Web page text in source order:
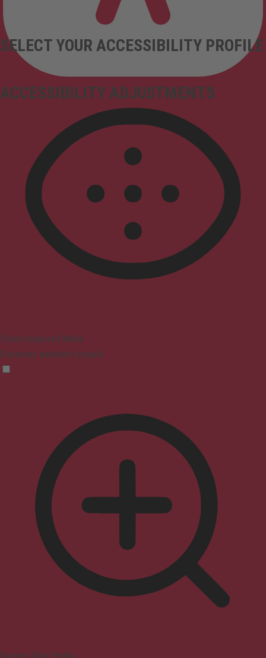
ACCESSIBILITY ADJUSTMENTS
SELECT YOUR ACCESSIBILITY PROFILE
Vision Impaired Mode
Enhances website's visuals
Seizure Safe Profile